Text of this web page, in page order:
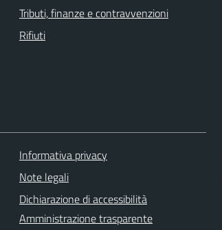
Tributi, finanze e contravvenzioni
Rifiuti
Informativa privacy
Note legali
Dichiarazione di accessibilità
Amministrazione trasparente